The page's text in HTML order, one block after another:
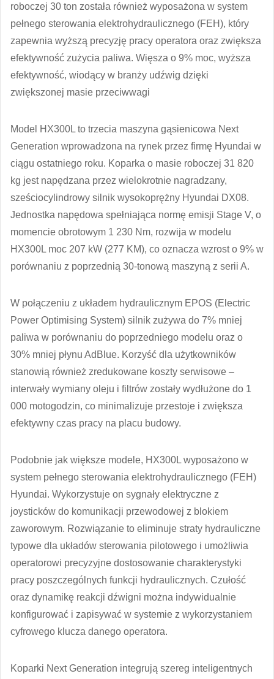
roboczej 30 ton została również wyposażona w system
pełnego sterowania elektrohydraulicznego (FEH), który
zapewnia wyższą precyzję pracy operatora oraz zwiększa
efektywność zużycia paliwa. Więsza o 9% moc, wyższa
efektywność, wiodący w branży udźwig dzięki
zwiększonej masie przeciwwagi
Model HX300L to trzecia maszyna gąsienicowa Next
Generation wprowadzona na rynek przez firmę Hyundai w
ciągu ostatniego roku. Koparka o masie roboczej 31 820
kg jest napędzana przez wielokrotnie nagradzany,
sześciocylindrowy silnik wysokoprężny Hyundai DX08.
Jednostka napędowa spełniająca normę emisji Stage V, o
momencie obrotowym 1 230 Nm, rozwija w modelu
HX300L moc 207 kW (277 KM), co oznacza wzrost o 9% w
porównaniu z poprzednią 30-tonową maszyną z serii A.
W połączeniu z układem hydraulicznym EPOS (Electric
Power Optimising System) silnik zużywa do 7% mniej
paliwa w porównaniu do poprzedniego modelu oraz o
30% mniej płynu AdBlue. Korzyść dla użytkowników
stanowią również zredukowane koszty serwisowe –
interwały wymiany oleju i filtrów zostały wydłużone do 1
000 motogodzin, co minimalizuje przestoje i zwiększa
efektywny czas pracy na placu budowy.
Podobnie jak większe modele, HX300L wyposażono w
system pełnego sterowania elektrohydraulicznego (FEH)
Hyundai. Wykorzystuje on sygnały elektryczne z
joysticków do komunikacji przewodowej z blokiem
zaworowym. Rozwiązanie to eliminuje straty hydrauliczne
typowe dla układów sterowania pilotowego i umożliwia
operatorowi precyzyjne dostosowanie charakterystyki
pracy poszczególnych funkcji hydraulicznych. Czułość
oraz dynamikę reakcji dźwigni można indywidualnie
konfigurować i zapisywać w systemie z wykorzystaniem
cyfrowego klucza danego operatora.
Koparki Next Generation integrują szereg inteligentnych